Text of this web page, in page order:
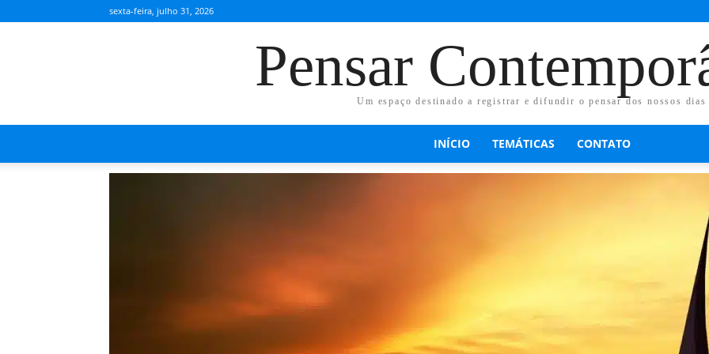
sexta-feira, julho 31, 2026
Pensar
Um espaço destinado a registrar e difundir o pensar dos nossos dias
INÍCIO TEMÁTICAS CONTATO